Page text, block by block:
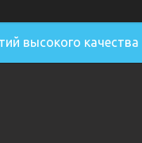
высокого качества